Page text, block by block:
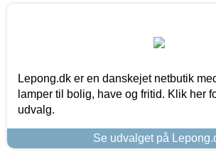
Lepong.dk er en danskejet netbutik
lamper til bolig, have og fritid. Klik her
udvalg.
Se udvalget på